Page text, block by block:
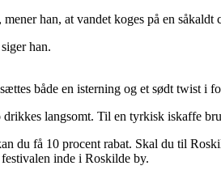
han, at vandet koges på en
han.
både en isterning og et sødt twist i
langsomt. Til en tyrkisk iskaffe
du få 10 procent rabat. Skal du til
inde i Roskilde by.